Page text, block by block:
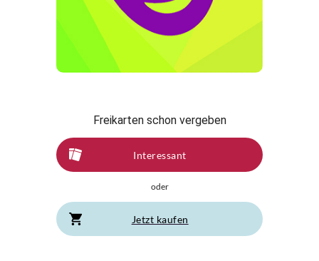
Freikarten schon vergeben
Interessant
oder
Jetzt kaufen